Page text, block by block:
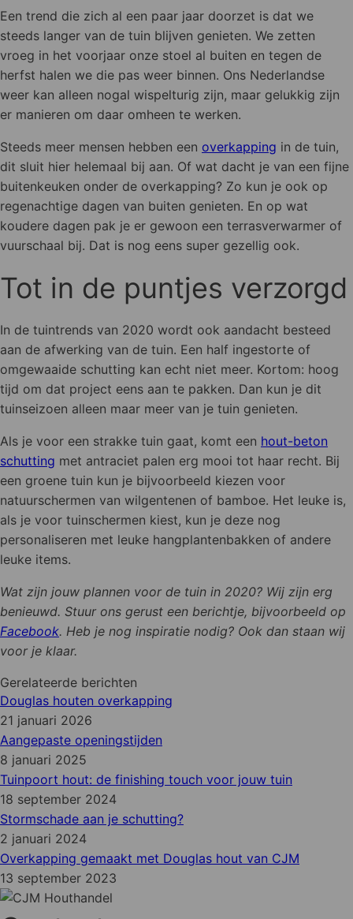
Een trend die zich al een paar jaar doorzet is dat we
steeds langer van de tuin blijven genieten. We zetten
vroeg in het voorjaar onze stoel al buiten en tegen de
herfst halen we die pas weer binnen. Ons Nederlandse
weer kan alleen nogal wispelturig zijn, maar gelukkig zijn
er manieren om daar omheen te werken.
Steeds meer mensen hebben een overkapping in de tuin,
dit sluit hier helemaal bij aan. Of wat dacht je van een fijne
buitenkeuken onder de overkapping? Zo kun je ook op
regenachtige dagen van buiten genieten. En op wat
koudere dagen pak je er gewoon een terrasverwarmer of
vuurschaal bij. Dat is nog eens super gezellig ook.
Tot in de puntjes verzorgd
In de tuintrends van 2020 wordt ook aandacht besteed
aan de afwerking van de tuin. Een half ingestorte of
omgewaaide schutting kan echt niet meer. Kortom: hoog
tijd om dat project eens aan te pakken. Dan kun je dit
tuinseizoen alleen maar meer van je tuin genieten.
Als je voor een strakke tuin gaat, komt een hout-beton
schutting met antraciet palen erg mooi tot haar recht. Bij
een groene tuin kun je bijvoorbeeld kiezen voor
natuurschermen van wilgentenen of bamboe. Het leuke is,
als je voor tuinschermen kiest, kun je deze nog
personaliseren met leuke hangplantenbakken of andere
leuke items.
Wat zijn jouw plannen voor de tuin in 2020? Wij zijn erg
benieuwd. Stuur ons gerust een berichtje, bijvoorbeeld op
Facebook. Heb je nog inspiratie nodig? Ook dan staan wij
voor je klaar.
Gerelateerde berichten
Douglas houten overkapping
21 januari 2026
Aangepaste openingstijden
8 januari 2025
Tuinpoort hout: de finishing touch voor jouw tuin
18 september 2024
Stormschade aan je schutting?
2 januari 2024
Overkapping gemaakt met Douglas hout van CJM
13 september 2023